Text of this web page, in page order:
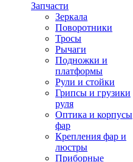
Запчасти
Зеркала
Поворотники
Тросы
Рычаги
Подножки и
платформы
Рули и стойки
Грипсы и грузики
руля
Оптика и корпусы
фар
Крепления фар и
люстры
Приборные